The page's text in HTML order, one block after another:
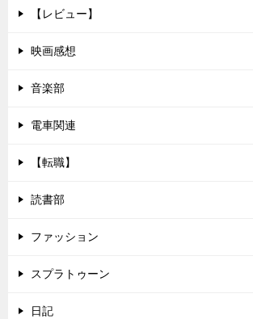
【レビュー】
映画感想
音楽部
電車関連
【転職】
読書部
ファッション
スプラトゥーン
日記